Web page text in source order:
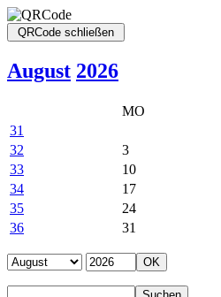
August 2026
MO
31
32
3
33
10
34
17
35
24
36
31